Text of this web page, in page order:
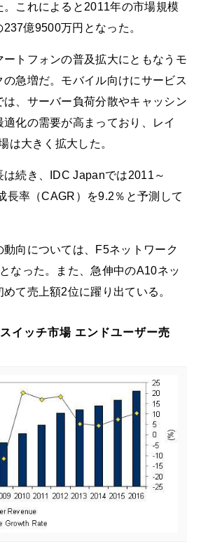
これによると2011年の市場規模
億9500万円となった。
トフォンの普及拡大にともなうモ
急増だ。モバイル向けにサービス
は、サーバー負荷分散やキャッシン
化の需要が高まっており、レイ
は大きく拡大した。
続き、IDC Japanでは2011～
長率（CAGR）を9.2％と予測して
動向については、F5ネットワーク
なった。また、急伸中のA10ネッ
めて売上額2位に躍り出ている。
イッチ市場 エンドユーザー売